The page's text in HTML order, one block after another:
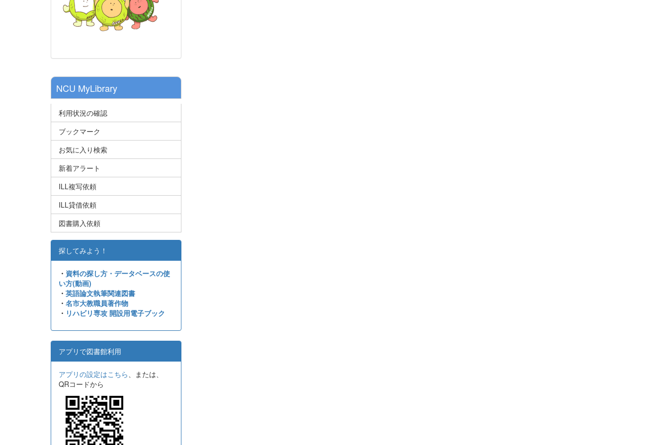
NCU MyLibrary
利用状況の確認
ブックマーク
お気に入り検索
新着アラート
ILL複写依頼
ILL貸借依頼
図書購入依頼
探してみよう！
・ 資料の探し方・データベースの使
い方(動画)
・ 英語論文執筆関連図書
・ 名市大教職員著作物
・ リハビリ専攻 開設用電子ブック
アプリで図書館利用
アプリの設定はこちら、または、
QRコードから